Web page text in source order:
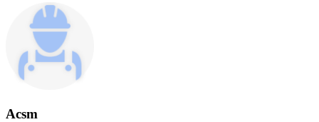
Acsm